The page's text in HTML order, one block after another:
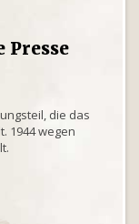
die das
1944 wegen